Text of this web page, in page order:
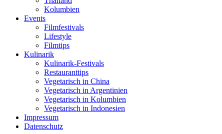
Kolumbien
Events
Filmfestivals
Lifestyle
Filmtips
Kulinarik
Kulinarik-Festivals
Restauranttips
Vegetarisch in China
Vegetarisch in Argentinien
Vegetarisch in Kolumbien
Vegetarisch in Indonesien
Impressum
Datenschutz